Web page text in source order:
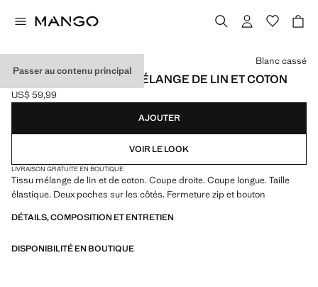
Passer au contenu principal
PANTALON DROIT EN MÉLANGE DE LIN ET COTON
Prix actuel [US$ 59,99 ]
US$ 59,99
Choisissez une couleur
Blanc cassé
AJOUTER
VOIR LE LOOK
LIVRAISON GRATUITE EN BOUTIQUE
Tissu mélange de lin et de coton. Coupe droite. Coupe longue. Taille
élastique. Deux poches sur les côtés. Fermeture zip et bouton
DÉTAILS, COMPOSITION ET ENTRETIEN
DISPONIBILITÉ EN BOUTIQUE